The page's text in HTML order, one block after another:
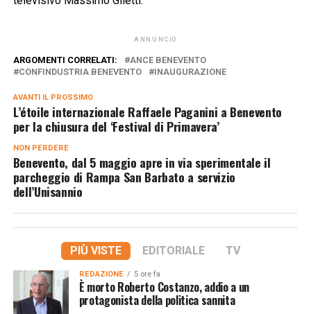
ANNUNCIO
ARGOMENTI CORRELATI:
ANCE BENEVENTO
CONFINDUSTRIA BENEVENTO
INAUGURAZIONE
AVANTI IL ​​PROSSIMO
L’étoile internazionale Raffaele Paganini a Benevento
per la chiusura del ‘Festival di Primavera’
NON PERDERE
Benevento, dal 5 maggio apre in via sperimentale il
parcheggio di Rampa San Barbato a servizio
dell’Unisannio
PIÙ VISTE EDITORIALE TV
REDAZIONE 5 ore fa
È morto Roberto Costanzo, addio a un
protagonista della politica sannita